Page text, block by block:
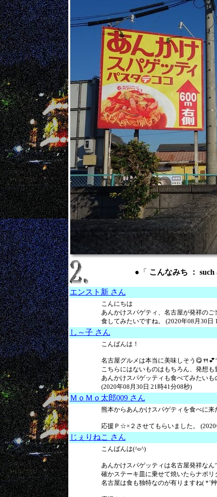
●「 こんなみち ：
エンスト新 さん
こんにちは
あんかけスパゲティ、名古屋が発祥の
食してみたいですね。 (2020年08月30日
し～子 さん
こんばんは！
名古屋グルメは本当に美味しそう😋🍴💕
こちらにはないものはもちろん、発想も
あんかけスパゲッティも食べてみたいも
(2020年08月30日 21時41分08秒)
ＭｏＭｏ太郎009 さん
熊本からあんかけスパゲティを食べに来
応援Ｐ☆×２させてもらいました。
じぇりねこ さん
こんばんは(^o^)
あんかけスパゲッティは名古屋発祥な
確かステーキ皿に乗せて焼いたらナポ
名古屋は食も独特なのが有りますね( *´